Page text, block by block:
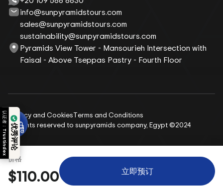
价格
$110.00 立即预订
info@sunpyramidstours.com
sales@sunpyramidstours.com
sustainability@sunpyramidstours.com
Pyramids View Tower - Mansourieh Intersection with
Faisal - Above Tseppas Pastry - Fourth Floor
All rights reserved to sunpyramids company, Egypt ©2024
Privacy and CookiesTerms and Conditions
优秀评论
认证者：
Trustindex